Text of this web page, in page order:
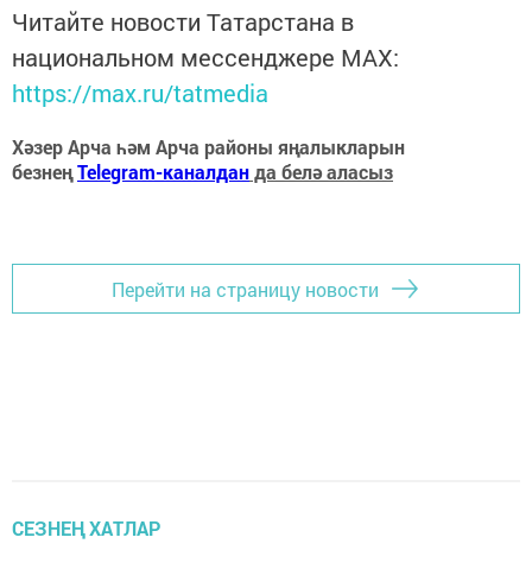
Читайте новости Татарстана в
национальном мессенджере MАХ:
https://max.ru/tatmedia
Хәзер Арча һәм Арча районы яңалыкларын
безнеңTelegram-каналданда белә аласыз
Перейти на страницу новости
СЕЗНЕҢ ХАТЛАР